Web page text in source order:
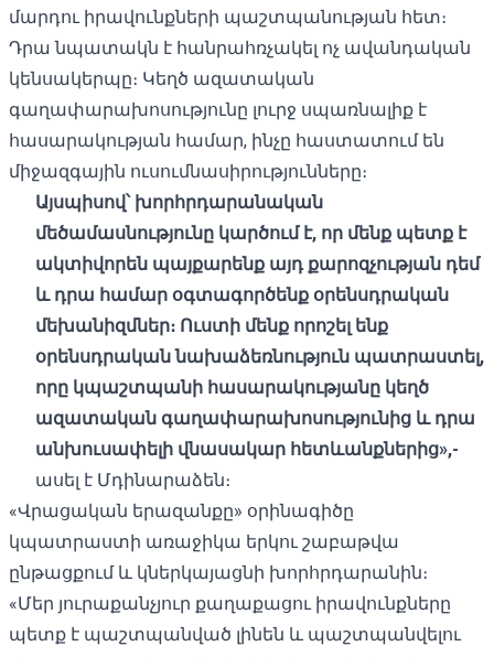
մարդու իրավունքների պաշտպանության հետ։
Դրա նպատակն է հանրահռչակել ոչ ավանդական
կենսակերպը։ Կեղծ ազատական ​​
գաղափարախոսությունը լուրջ սպառնալիք է
հասարակության համար, ինչը հաստատում են
միջազգային ուսումնասիրությունները։
Այսպիսով՝ խորհրդարանական
մեծամասնությունը կարծում է, որ մենք պետք է
ակտիվորեն պայքարենք այդ քարոզչության դեմ
և դրա համար օգտագործենք օրենսդրական
մեխանիզմներ։ Ուստի մենք որոշել ենք
օրենսդրական նախաձեռնություն պատրաստել,
որը կպաշտպանի հասարակությանը կեղծ
ազատական ​​գաղափարախոսությունից և դրա
անխուսափելի վնասակար հետևանքներից»,-
ասել է Մդինարաձեն։
«Վրացական երազանքը» օրինագիծը
կպատրաստի առաջիկա երկու շաբաթվա
ընթացքում և կներկայացնի խորհրդարանին։
«Մեր յուրաքանչյուր քաղաքացու իրավունքները
պետք է պաշտպանված լինեն և պաշտպանվելու